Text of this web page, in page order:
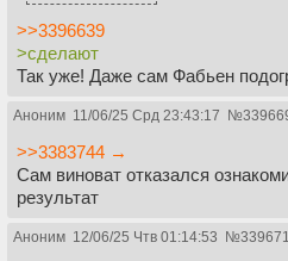
>>3396639
>сделают
Так уже! Даже сам Фабьен
Аноним 11/06/25 Срд 23:43:17 №
>>3383744 →
Сам виноват отказался
результат
Аноним 12/06/25 Чтв 01:14:53 №